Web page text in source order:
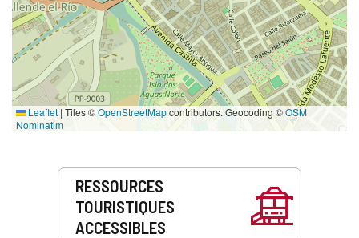
Leaflet | Tiles ©OpenStreetMapcontributors. Geocoding ©OSM
Nominatim
Prestations
RESSOURCES
TOURISTIQUES
ACCESSIBLES